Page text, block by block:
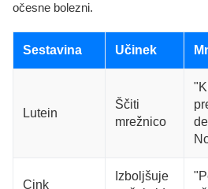
očesne bolezni.
Sestavina Učinek
Lutein
Ščiti
mrežnico
Cink
Izboljšuje